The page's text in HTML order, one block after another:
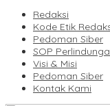
Redaksi
Kode Etik
Pedoman Siber
SOP
Visi & Misi
Pedoman Siber
Kontak Kami